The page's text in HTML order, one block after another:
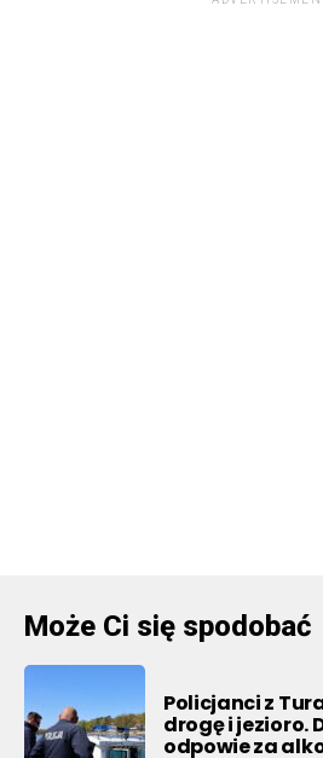
Może Ci się spodobać
Policjanci z
drogę i jezioro.
odpowie za